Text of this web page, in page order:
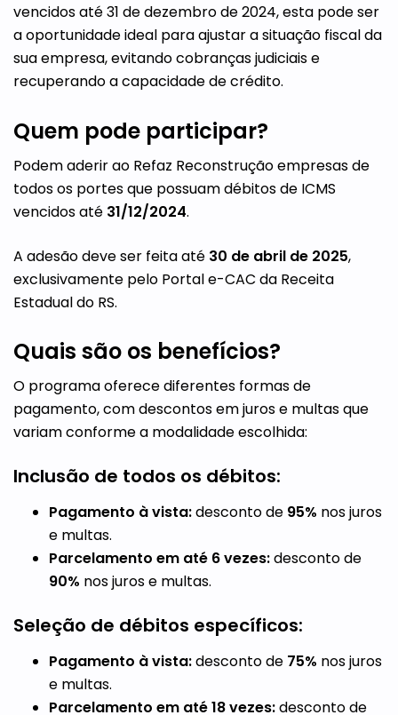
vencidos até 31 de dezembro de 2024, esta pode ser
a oportunidade ideal para ajustar a situação fiscal da
sua empresa, evitando cobranças judiciais e
recuperando a capacidade de crédito.
Quem pode participar?
Podem aderir ao Refaz Reconstrução empresas de
todos os portes que possuam débitos de ICMS
vencidos até 31/12/2024.
A adesão deve ser feita até 30 de abril de 2025,
exclusivamente pelo Portal e-CAC da Receita
Estadual do RS.
Quais são os benefícios?
O programa oferece diferentes formas de
pagamento, com descontos em juros e multas que
variam conforme a modalidade escolhida:
Inclusão de todos os débitos:
Pagamento à vista:desconto de 95% nos juros
e multas.
Parcelamento em até 6 vezes:desconto de
90% nos juros e multas.
Seleção de débitos específicos:
Pagamento à vista:desconto de 75% nos juros
e multas.
Parcelamento em até 18 vezes:desconto de